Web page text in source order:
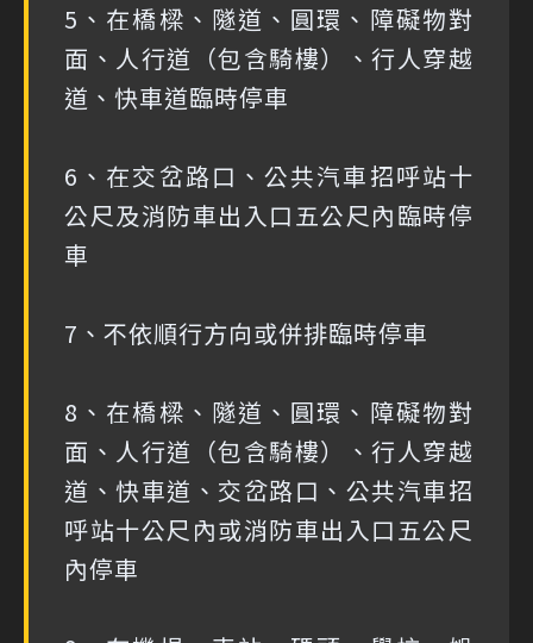
5、在橋樑、隧道、圓環、障礙物對
面、人行道（包含騎樓）、行人穿越
道、快車道臨時停車
6、在交岔路口、公共汽車招呼站十
公尺及消防車出入口五公尺內臨時停
車
7、不依順行方向或併排臨時停車
8、在橋樑、隧道、圓環、障礙物對
面、人行道（包含騎樓）、行人穿越
道、快車道、交岔路口、公共汽車招
呼站十公尺內或消防車出入口五公尺
內停車